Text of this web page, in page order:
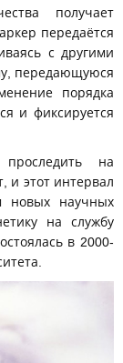
получает
передаётся
с другими
передающуюся
порядка
и фиксируется
на
и этот интервал
новых научных
на службу
в 2000-